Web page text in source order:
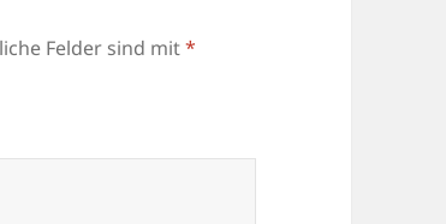
Felder sind mit*